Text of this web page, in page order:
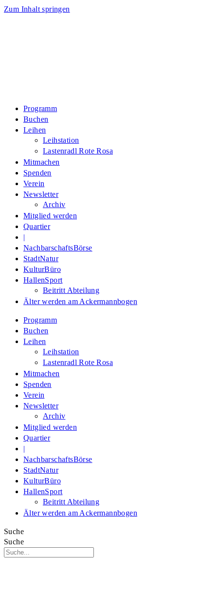
Zum Inhalt springen
Programm
Buchen
Leihen
Leihstation
Lastenradl Rote Rosa
Mitmachen
Spenden
Verein
Newsletter
Archiv
Mitglied werden
Quartier
|
NachbarschaftsBörse
StadtNatur
KulturBüro
HallenSport
Beitritt Abteilung
Älter werden am Ackermannbogen
Programm
Buchen
Leihen
Leihstation
Lastenradl Rote Rosa
Mitmachen
Spenden
Verein
Newsletter
Archiv
Mitglied werden
Quartier
|
NachbarschaftsBörse
StadtNatur
KulturBüro
HallenSport
Beitritt Abteilung
Älter werden am Ackermannbogen
Suche
Suche